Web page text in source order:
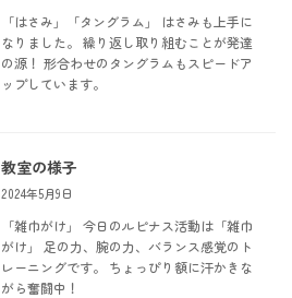
「はさみ」「タングラム」 はさみも上手に
なりました。 繰り返し取り組むことが発達
の源！ 形合わせのタングラムもスピードア
ップしています。
教室の様子
2024年5月9日
「雑巾がけ」 今日のルピナス活動は「雑巾
がけ」 足の力、腕の力、バランス感覚のト
レーニングです。 ちょっぴり額に汗かきな
がら奮闘中！